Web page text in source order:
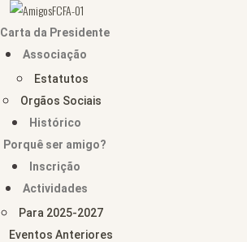
Carta da Presidente
Associação
Estatutos
Orgãos Sociais
Histórico
Porquê ser amigo?
Inscrição
Actividades
Para 2025-2027
Eventos Anteriores